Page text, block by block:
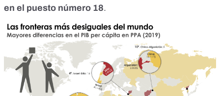
en el puesto número 18.